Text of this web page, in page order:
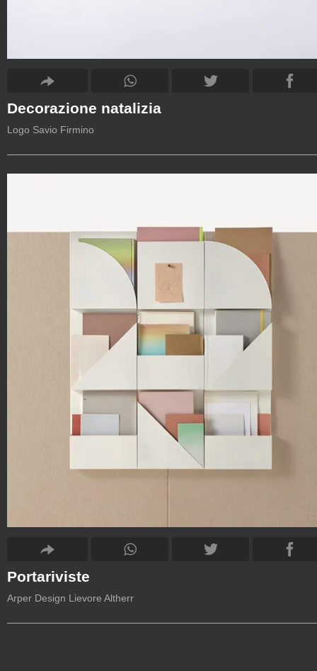
Decorazione natalizia
Logo Savio Firmino
Portariviste
Arper Design Lievore Altherr